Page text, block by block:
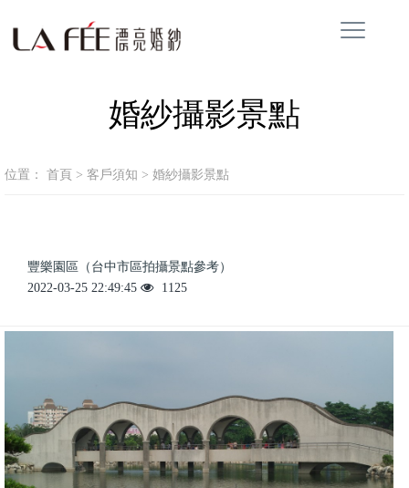
婚紗攝影景點
位置： 首頁 > 客戶須知 > 婚紗攝影景點
豐樂園區（台中市區拍攝景點參考）
2022-03-25 22:49:45 1125